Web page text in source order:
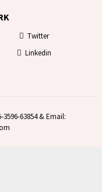
Twitter
Linkedin
63854 & Email: